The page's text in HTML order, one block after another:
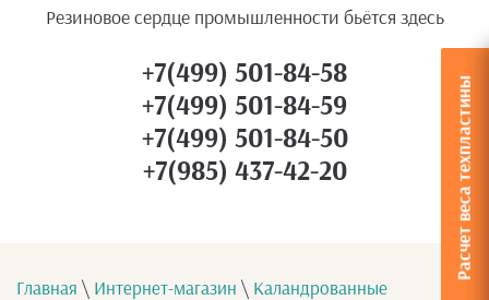
Расчет веса техпластины
Резиновое сердце промышленности бьётся здесь
+7(499) 501-84-58
+7(499) 501-84-59
+7(499) 501-84-50
+7(985) 437-42-20
Главная \ Интернет-магазин \ Каландрованные